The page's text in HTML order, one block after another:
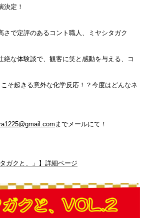
決定！
さで定評のあるコント職人、ミヤシタガク
絶な体験談で、観客に笑と感動を与える、コ
そ起きる意外な化学反応！？今度はどんなネ
までメールにて！
ガクと、」】詳細ページ